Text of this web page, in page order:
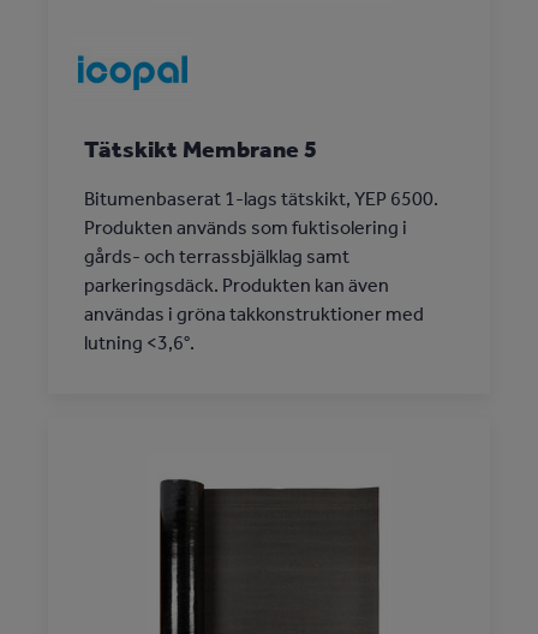
Tätskikt Membrane 5
Bitumenbaserat 1-lags tätskikt, YEP 6500.
Produkten används som fuktisolering i
gårds- och terrassbjälklag samt
parkeringsdäck. Produkten kan även
användas i gröna takkonstruktioner med
lutning <3,6°.